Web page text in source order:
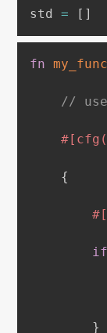
std = [ ]
fn
//
{
if
}